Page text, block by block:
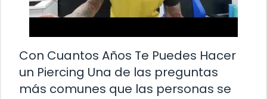
Con Cuantos Años Te Puedes Hacer
un Piercing Una de las preguntas
más comunes que las personas se